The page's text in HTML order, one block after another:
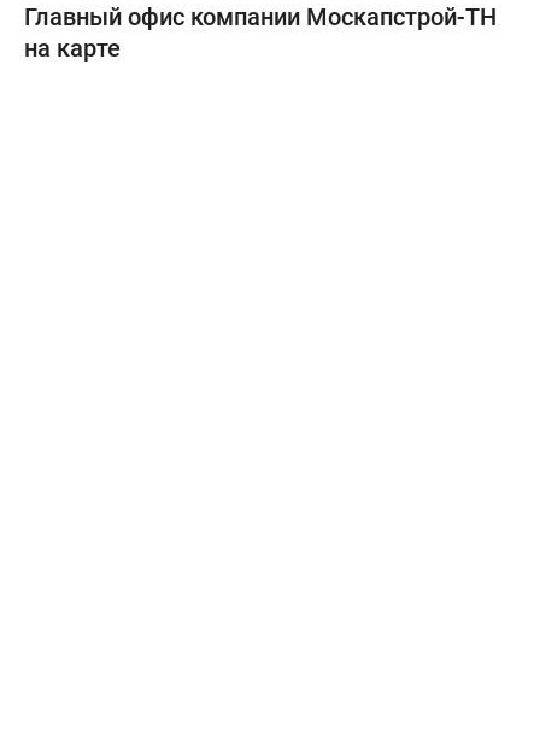
Главный офис компании Москапстрой-ТН
на карте